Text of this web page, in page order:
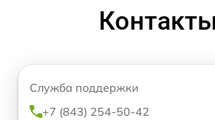
Контакты
Служба поддержки
+7 (843) 254-50-42